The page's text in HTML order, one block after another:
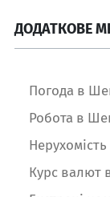
ДОДАТКОВЕ
Погода в
Робота в
Нерухомість
Курс валют